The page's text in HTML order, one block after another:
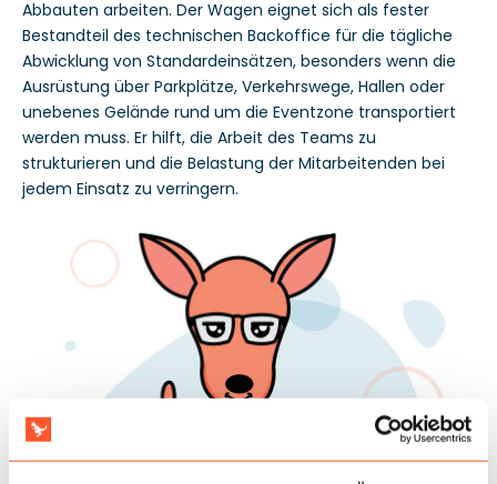
Abbauten arbeiten. Der Wagen eignet sich als fester
Bestandteil des technischen Backoffice für die tägliche
Abwicklung von Standardeinsätzen, besonders wenn die
Ausrüstung über Parkplätze, Verkehrswege, Hallen oder
unebenes Gelände rund um die Eventzone transportiert
werden muss. Er hilft, die Arbeit des Teams zu
strukturieren und die Belastung der Mitarbeitenden bei
jedem Einsatz zu verringern.